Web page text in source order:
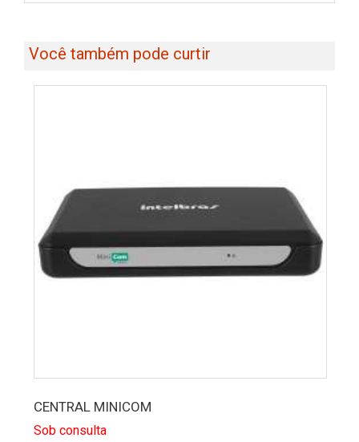
Você também pode curtir
CENTRAL MINICOM
Sob consulta